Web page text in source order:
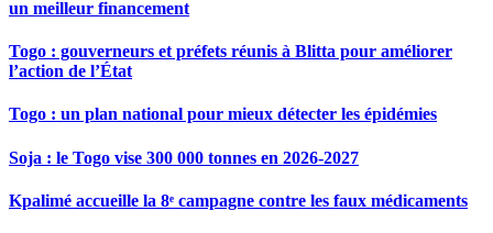
un meilleur financement
Togo : gouverneurs et préfets réunis à Blitta pour améliorer
l’action de l’État
Togo : un plan national pour mieux détecter les épidémies
Soja : le Togo vise 300 000 tonnes en 2026-2027
Kpalimé accueille la 8ᵉ campagne contre les faux médicaments